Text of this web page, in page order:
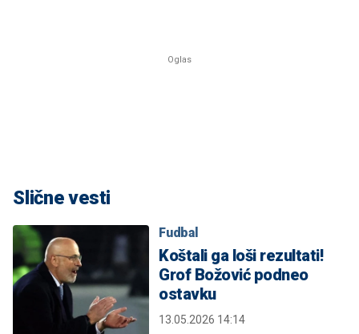
Slične vesti
Fudbal
Koštali ga loši rezultati!
Grof Božović podneo
ostavku
13.05.2026 14:14